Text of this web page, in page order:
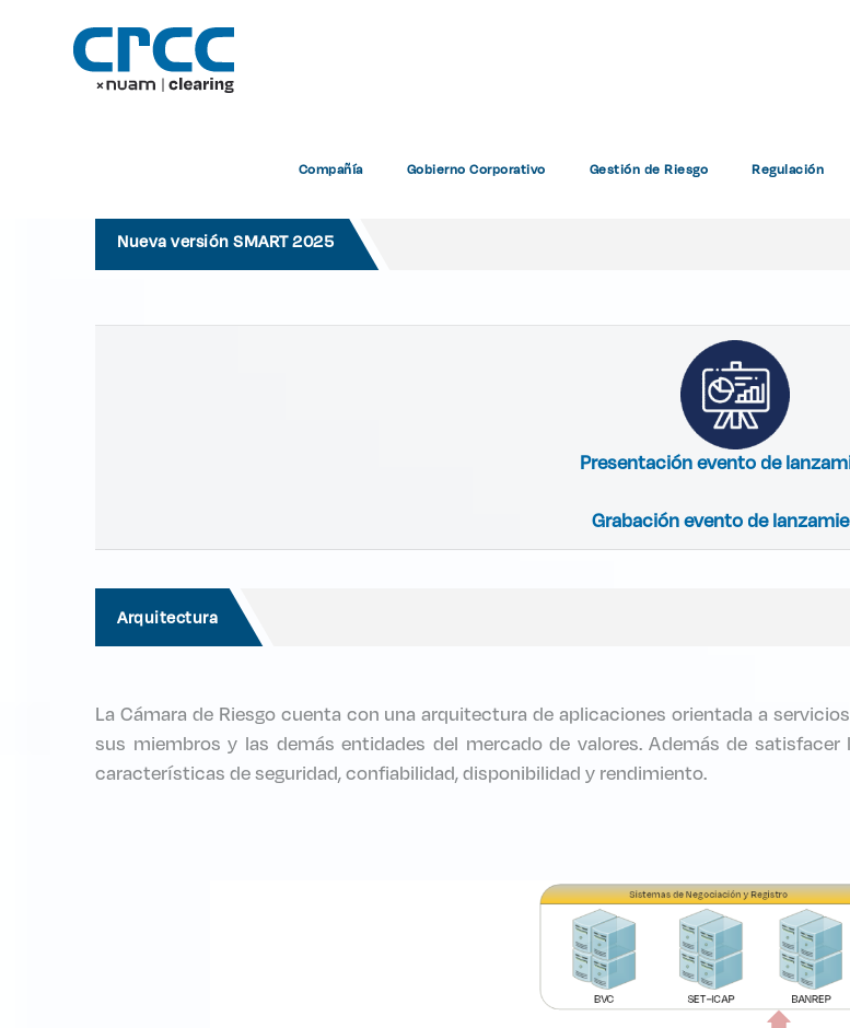
Compañía Gobierno Corporativo Gestión de Riesgo Regulación
Nueva versión SMART 2025
Presentación evento de
Grabación evento de
Arquitectura
La Cámara de Riesgo cuenta con una arquitectura de aplicaciones orientada a
sus miembros y las demás entidades del mercado de valores. Además de
características de seguridad, confiabilidad, disponibilidad y rendimiento.